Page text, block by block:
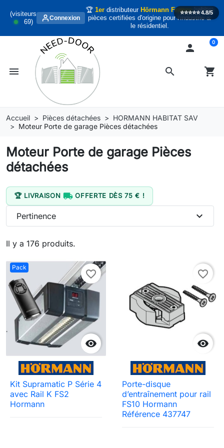
(visiteurs
69)
Connexion
🏆 1erdistributeur Hörmann Francehabitat
pièces certifiées d'origine pour l'industrie &
le résidentiel.
⭐️⭐️⭐️⭐️⭐️4.8/5
search
menu

shopping_cart
0
Accueil Pièces détachées
HORMANN HABITAT SAV
Moteur Porte de garage Pièces détachées
Moteur Porte de garage Pièces
détachées
🏆 LIVRAISON OFFERTE DÈS 75 € !
Il y a 176 produits.
Pertinence expand_more
Pack

favorite_border
Kit Supramatic P Série 4
avec Rail K FS2
Hormann

favorite_border
Porte-disque
d’entraînement pour rail
FS10 Hormann
Référence 437747